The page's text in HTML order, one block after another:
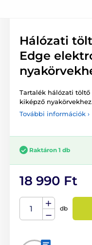
Hálózati
Edge
Tartalék hálózati
kiképző
További információk ›
Raktáron 1 db
18 990 Ft
db